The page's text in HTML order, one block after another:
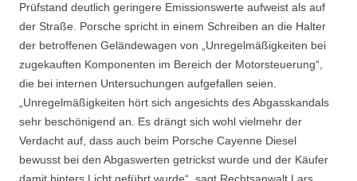
Prüfstand deutlich geringere Emissionswerte aufweist als auf
der Straße. Porsche spricht in einem Schreiben an die Halter
der betroffenen Geländewagen von „Unregelmäßigkeiten bei
zugekauften Komponenten im Bereich der Motorsteuerung“,
die bei internen Untersuchungen aufgefallen seien.
„Unregelmäßigkeiten hört sich angesichts des Abgasskandals
sehr beschönigend an. Es drängt sich wohl vielmehr der
Verdacht auf, dass auch beim Porsche Cayenne Diesel
bewusst bei den Abgaswerten getrickst wurde und der Käufer